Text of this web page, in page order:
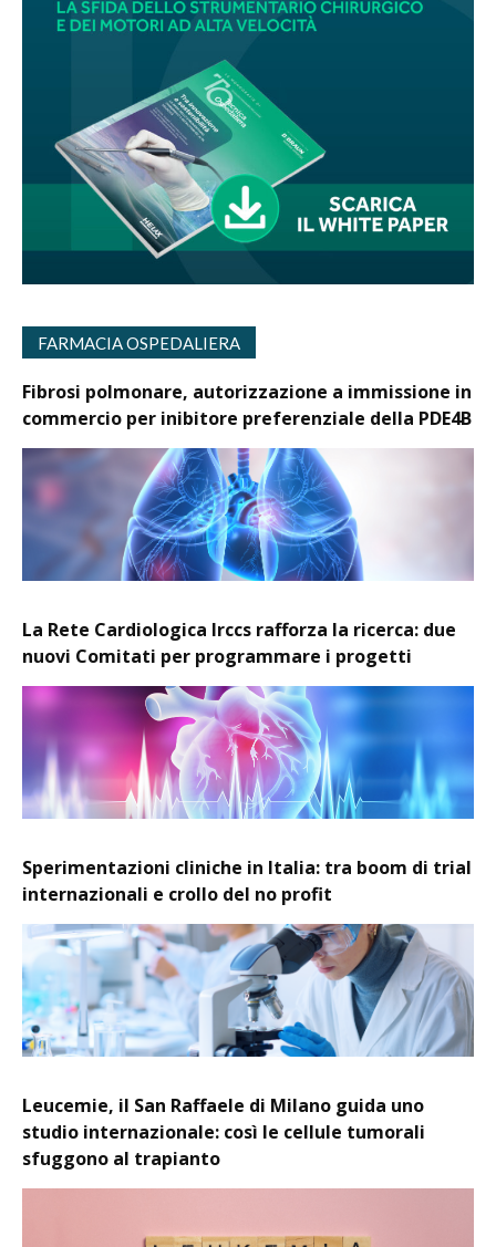
FARMACIA OSPEDALIERA
Fibrosi polmonare, autorizzazione a immissione in
commercio per inibitore preferenziale della PDE4B
La Rete Cardiologica Irccs rafforza la ricerca: due
nuovi Comitati per programmare i progetti
Sperimentazioni cliniche in Italia: tra boom di trial
internazionali e crollo del no profit
Leucemie, il San Raffaele di Milano guida uno
studio internazionale: così le cellule tumorali
sfuggono al trapianto